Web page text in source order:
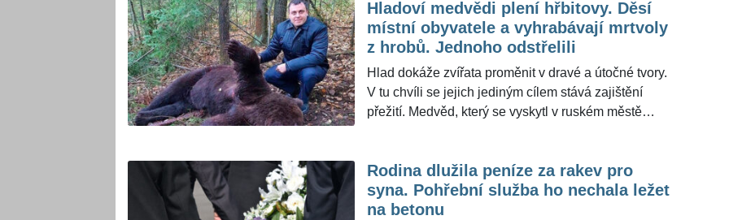
zpátky domů. Jenže nejhorší obavy se naplnily a
policejní pátrání má bohužel tragický konec.
Hladoví medvědi plení hřbitovy. Děsí
místní obyvatele a vyhrabávají mrtvoly
z hrobů. Jednoho odstřelili
Hlad dokáže zvířata proměnit v dravé a útočné tvory.
V tu chvíli se jejich jediným cílem stává zajištění
přežití. Medvěd, který se vyskytl v ruském městě
nepředvídatelného chování zvířete. Nedostatek
potravy ho přiměl k zoufalému hledání, které nakonec
skončilo na tamním hřbitově, kde začal vyhrabávat
Rodina dlužila peníze za rakev pro
syna. Pohřební služba ho nechala ležet
na betonu